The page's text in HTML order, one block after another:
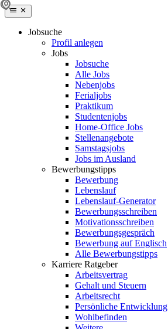
Jobsuche
Profil anlegen
Jobs
Jobsuche
Alle Jobs
Nebenjobs
Ferialjobs
Praktikum
Studentenjobs
Home-Office Jobs
Stellenangebote
Samstagsjobs
Jobs im Ausland
Bewerbungstipps
Bewerbung
Lebenslauf
Lebenslauf-Generator
Bewerbungsschreiben
Motivationsschreiben
Bewerbungsgespräch
Bewerbung auf Englisch
Alle Bewerbungstipps
Karriere Ratgeber
Arbeitsvertrag
Gehalt und Steuern
Arbeitsrecht
Persönliche Entwicklung
Wohlbefinden